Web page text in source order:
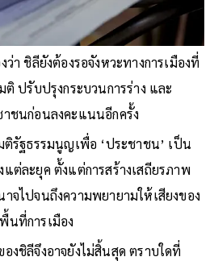
า ชิลียังต้องรอจังหวะทางการเมืองที่
ปรับปรุงกระบวนการร่าง และ
ชนก่อนลงคะแนนอีกครั้ง
ติรัฐธรรมนูญเพื่อ ‘ประชาชน’ เป็น
ต่ละยุค ตั้งแต่การสร้างเสถียรภาพ
จไปจนถึงความพยายามให้เสียงของ
นที่การเมือง
งชิลีจึงอาจยังไม่สิ้นสุด ตราบใดที่